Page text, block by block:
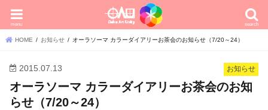
search
menu
HOME お知らせ オーラソーマ カラーダイアリーお茶会のお知らせ（7/20～24）
お知らせ
2015.07.13
オーラソーマ カラーダイアリーお茶会のお知
らせ（7/20～24）